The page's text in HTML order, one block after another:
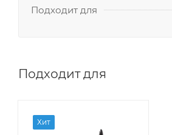
Подходит для
Подходит для
Хит